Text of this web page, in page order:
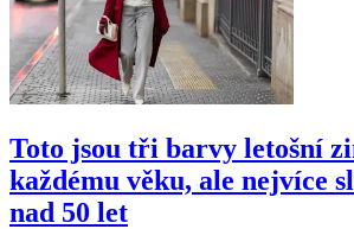
Toto jsou tři barvy letošní
každému věku, ale nejvíce
nad 50 let